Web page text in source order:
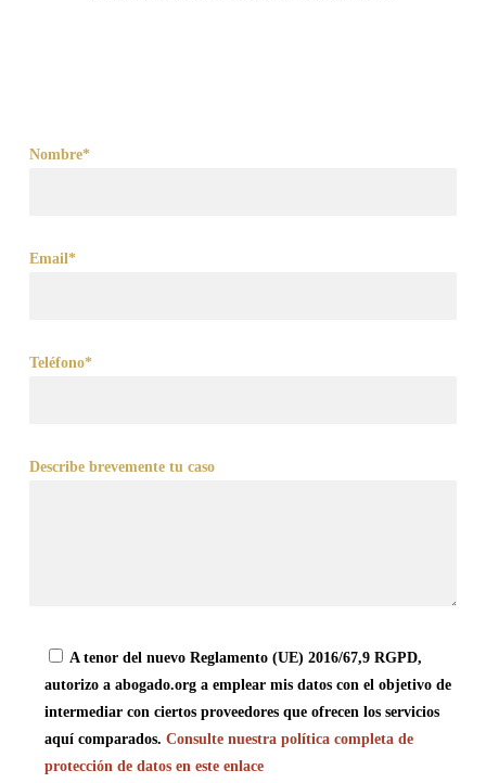
Nombre*
Email*
Teléfono*
Describe brevemente tu caso
A tenor del nuevo Reglamento (UE) 2016/67,9 RGPD,
autorizo a abogado.org a emplear mis datos con el objetivo de
intermediar con ciertos proveedores que ofrecen los servicios
aquí comparados. Consulte nuestra política completa de
protección de datos en este enlace